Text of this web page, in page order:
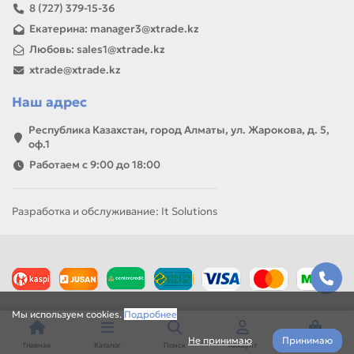
Мы используем cookies. Подробнее
Не принимаю Принимаю
8 (727) 379-15-36
Екатерина: manager3@xtrade.kz
Любовь: sales1@xtrade.kz
xtrade@xtrade.kz
Наш адрес
Республика Казахстан, город Алматы, ул. Жарокова, д. 5,
оф.1
Работаем с 9:00 до 18:00
Разработка и обслуживание: It Solutions
Главная Каталог Поиск Аккаунт Корзина